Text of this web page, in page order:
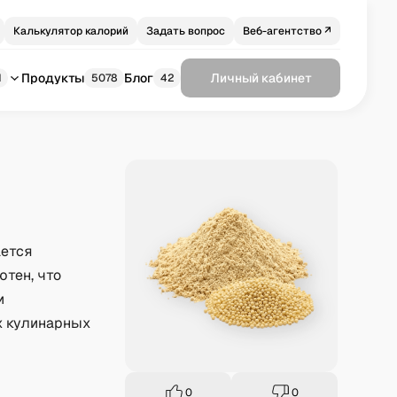
Калькулятор калорий Задать вопрос Веб-агентство ↗
Продукты 5078 Блог 42 Личный кабинет
что
кулинарных
0 0